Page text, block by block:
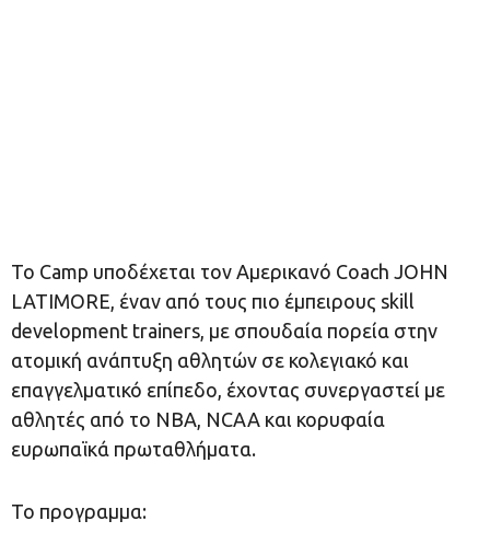
Το Camp υποδέχεται τον Αμερικανό Coach JOHN
LATIMORE, έναν από τους πιο έμπειρους skill
development trainers, με σπουδαία πορεία στην
ατομική ανάπτυξη αθλητών σε κολεγιακό και
επαγγελματικό επίπεδο, έχοντας συνεργαστεί με
αθλητές από το NBA, NCAA και κορυφαία
ευρωπαϊκά πρωταθλήματα.
Το προγραμμα: